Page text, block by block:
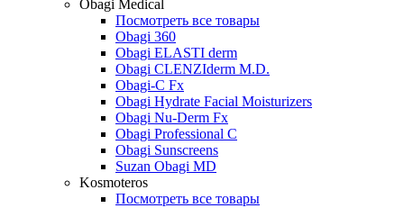
Obagi Medical
Посмотреть все товары
Obagi 360
Obagi ELASTI derm
Obagi CLENZIderm M.D.
Obagi-C Fx
Obagi Hydrate Facial Moisturizers
Obagi Nu-Derm Fx
Obagi Professional C
Obagi Sunscreens
Suzan Obagi MD
Kosmoteros
Посмотреть все товары